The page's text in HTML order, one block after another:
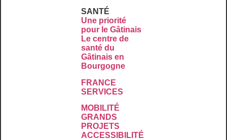
SANTÉ
Une priorité
pour le Gâtinais
Le centre de
santé du
Gâtinais en
Bourgogne
FRANCE
SERVICES
MOBILITÉ
GRANDS
PROJETS
ACCESSIBILITÉ